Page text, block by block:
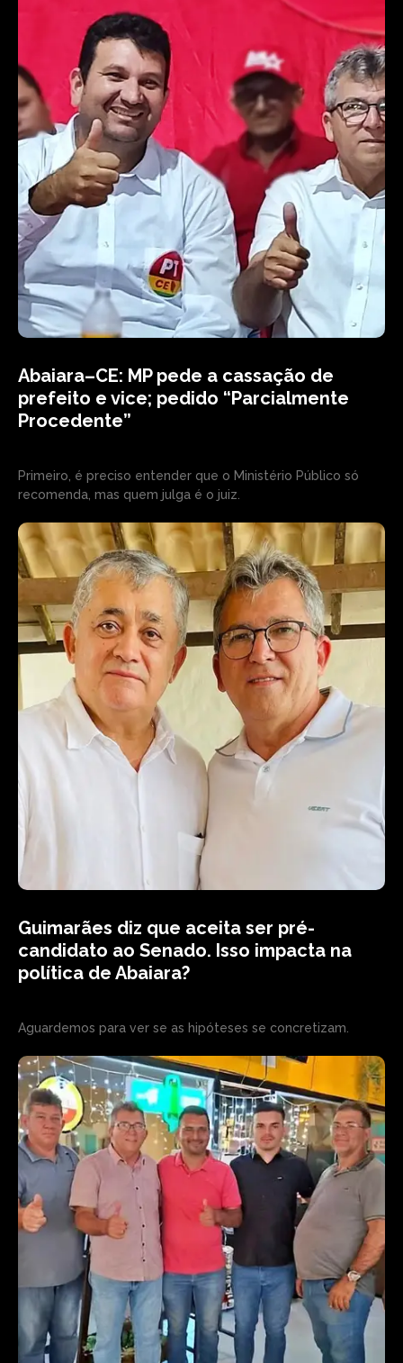
Abaiara–CE: MP pede a cassação de
prefeito e vice; pedido “Parcialmente
Procedente”
Primeiro, é preciso entender que o Ministério Público só
recomenda, mas quem julga é o juiz.
Guimarães diz que aceita ser pré-
candidato ao Senado. Isso impacta na
política de Abaiara?
Aguardemos para ver se as hipóteses se concretizam.